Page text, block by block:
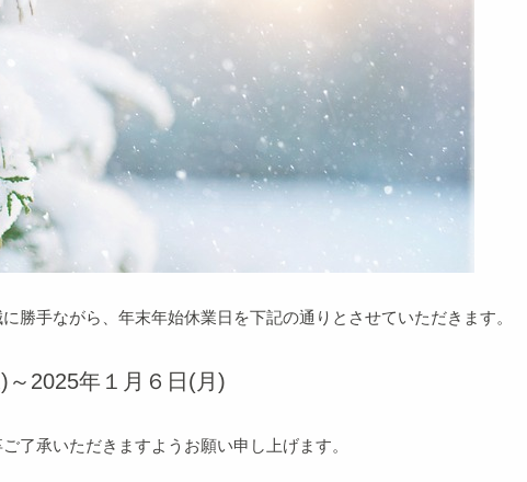
勝手ながら、年末年始休業日を下記の通りとさせていただきます。
2025年１月６日(月)
了承いただきますようお願い申し上げます。